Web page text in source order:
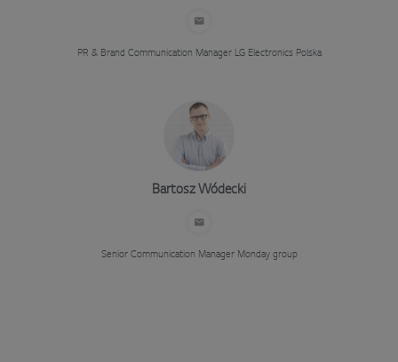
PR & Brand Communication ManagerLG Electronics Polska
Bartosz Wódecki
Senior Communication ManagerMonday group